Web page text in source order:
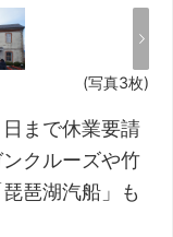
(写真3枚)
まで休業要請
クルーズや竹
琶湖汽船」も